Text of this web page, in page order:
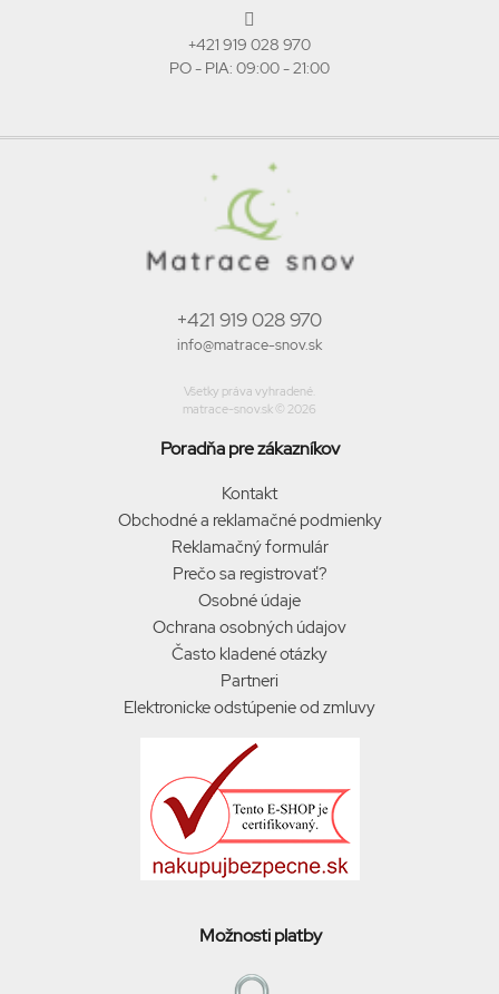
+421 919 028 970
PO - PIA: 09:00 - 21:00
+421 919 028 970
info@matrace-snov.sk
Všetky práva vyhradené.
matrace-snov.sk © 2026
Poradňa pre zákazníkov
Kontakt
Obchodné a reklamačné podmienky
Reklamačný formulár
Prečo sa registrovať?
Osobné údaje
Ochrana osobných údajov
Často kladené otázky
Partneri
Elektronicke odstúpenie od zmluvy
Možnosti platby